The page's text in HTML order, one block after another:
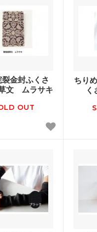
金封ふくさ
文 ムラサキ
OUT
ちり